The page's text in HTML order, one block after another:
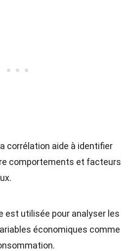
corrélation aide à identifier
comportements et facteurs
est utilisée pour analyser les
économiques comme